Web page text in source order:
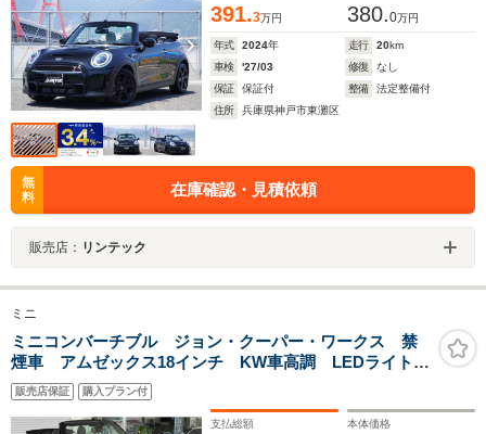
391.3万円 380.0万円
年式 2024年 走行 20km
車検
'27/03 修復
なし
保証
保証付 整備
法定整備付
住所
兵庫県神戸市東灘区
無
料
在庫確認・見積依頼
販売店： リンテック
ミニ
ミニコンバーチブル ジョン・クーパー・ワークス 禁
煙車 アムゼックス18インチ KW車高調 LEDライト
純正HDDナビ R‘sRacingフロントスポイラー ACC
コンフォートアクセス パドルシフト シートヒータ
ー ドライブレコーダー360
販売店保証 購入プラン付
支払総額 本体価格